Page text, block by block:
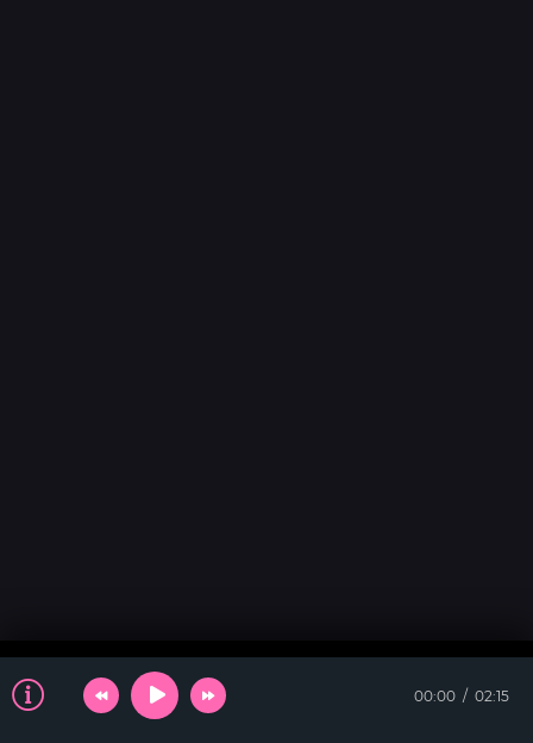
00:00 02:15